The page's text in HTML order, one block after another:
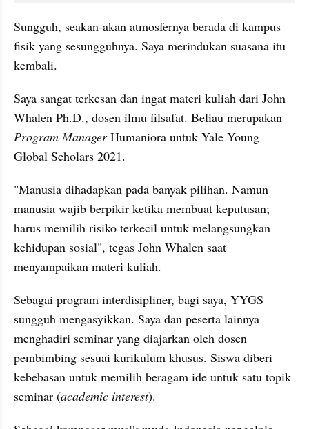
Sungguh, seakan-akan atmosfernya berada di kampus
fisik yang sesungguhnya. Saya merindukan suasana itu
kembali.
Saya sangat terkesan dan ingat materi kuliah dari John
Program Manager Humaniora untuk Yale Young
Global Scholars 2021.
"Manusia dihadapkan pada banyak pilihan. Namun
manusia wajib berpikir ketika membuat keputusan;
harus memilih risiko terkecil untuk melangsungkan
kehidupan sosial", tegas John Whalen saat
menyampaikan materi kuliah.
Sebagai program interdisipliner, bagi saya, YYGS
sungguh mengasyikkan. Saya dan peserta lainnya
menghadiri seminar yang diajarkan oleh dosen
pembimbing sesuai kurikulum khusus. Siswa diberi
kebebasan untuk memilih beragam ide untuk satu topik
seminar (academic interest).